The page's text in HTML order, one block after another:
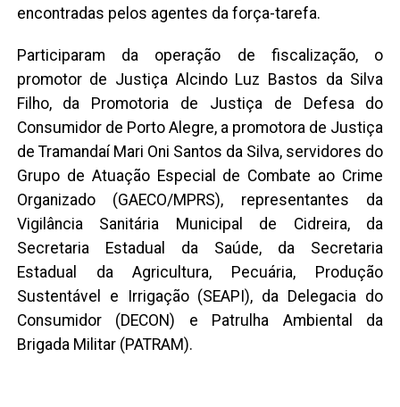
encontradas pelos agentes da força-tarefa.
Participaram da operação de fiscalização, o
promotor de Justiça Alcindo Luz Bastos da Silva
Filho, da Promotoria de Justiça de Defesa do
Consumidor de Porto Alegre, a promotora de Justiça
de Tramandaí Mari Oni Santos da Silva, servidores do
Grupo de Atuação Especial de Combate ao Crime
Organizado (GAECO/MPRS), representantes da
Vigilância Sanitária Municipal de Cidreira, da
Secretaria Estadual da Saúde, da Secretaria
Estadual da Agricultura, Pecuária, Produção
Sustentável e Irrigação (SEAPI), da Delegacia do
Consumidor (DECON) e Patrulha Ambiental da
Brigada Militar (PATRAM).